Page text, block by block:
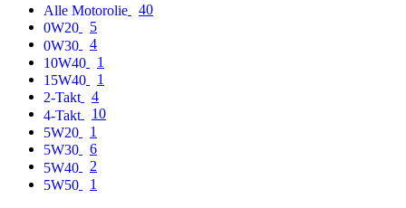
Alle Motorolie
40
0W20
5
0W30
4
10W40
1
15W40
1
2-Takt
4
4-Takt
10
5W20
1
5W30
6
5W40
2
5W50
1